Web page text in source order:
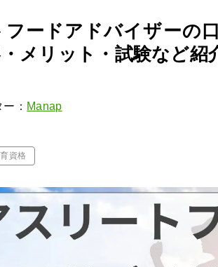
フードアドバイザーの
メリット・試験など紹
： Manap
資格